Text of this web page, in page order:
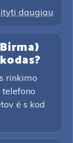
daugiau
rinkimo
ė s kod